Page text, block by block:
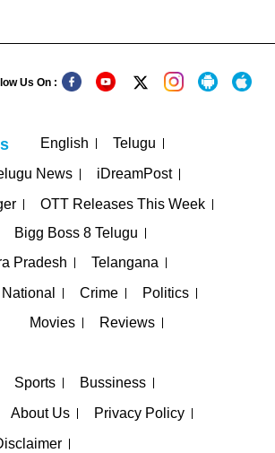
Us On :
English Telugu
News
iDreamPost
OTT Releases This Week
Bigg Boss 8 Telugu
Pradesh
Telangana
National Crime Politics
Movies
Reviews
Sports Bussiness
About Us
Privacy Policy